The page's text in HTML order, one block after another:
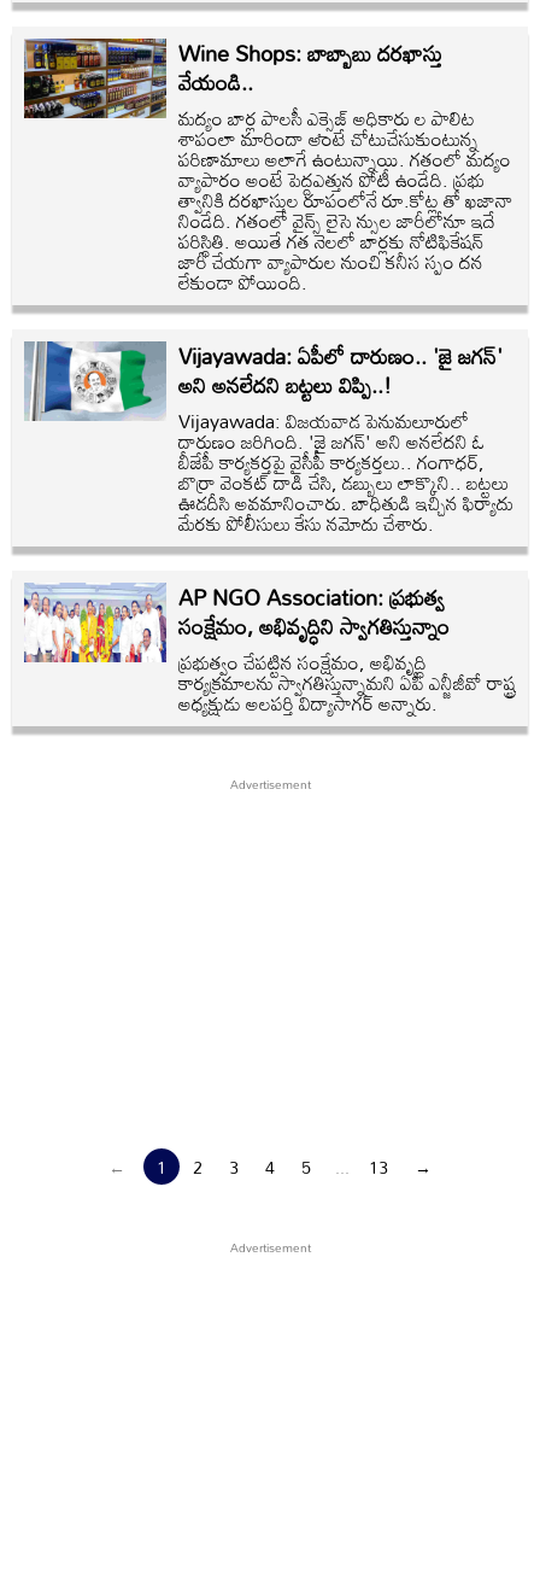
Wine Shops: బాబ్బాబు దరఖాస్తు
వేయండి..
మద్యం బార్ల పాలసీ ఎక్సైజ్‌ అధికారు ల పాలిట
శాపంలా మారిందా అంటే చోటుచేసుకుంటున్న
పరిణామాలు అలాగే ఉంటున్నాయి. గతంలో మద్యం
వ్యాపారం అంటే పెద్దఎత్తున పోటీ ఉండేది. ప్రభు
త్వానికి దరఖాస్తుల రూపంలోనే రూ.కోట్ల తో ఖజానా
నిండేది. గతంలో వైన్స్‌ లైసె న్సుల జారీలోనూ ఇదే
పరిస్థితి. అయితే గత నెలలో బార్లకు నోటిఫికేషన్‌
జారీ చేయగా వ్యాపారుల నుంచి కనీస స్పం దన
లేకుండా పోయింది.
Vijayawada: ఏపీలో దారుణం.. 'జై జగన్'
అని అనలేదని బట్టలు విప్పి..!
Vijayawada: విజయవాడ పెనుమలూరులో
దారుణం జరిగింది. 'జై జగన్' అని అనలేదని ఓ
బీజేపీ కార్యకర్తపై వైసీపీ కార్యకర్తలు.. గంగాధర్,
బొర్రా వెంకట్ దాడి చేసి, డబ్బులు లాక్కొని.. బట్టలు
ఊడదీసి అవమానించారు. బాధితుడి ఇచ్చిన ఫిర్యాదు
మేరకు పోలీసులు కేసు నమోదు చేశారు.
AP NGO Association: ప్రభుత్వ
సంక్షేమం, అభివృద్ధిని స్వాగతిస్తున్నాం
ప్రభుత్వం చేపట్టిన సంక్షేమం, అభివృద్ధి
కార్యక్రమాలను స్వాగతిస్తున్నామని ఏపీ ఎన్జీజీవో రాష్ట్ర
అధ్యక్షుడు అలపర్తి విద్యాసాగర్‌ అన్నారు.
← 1 2 3 4 5 ... 13 →